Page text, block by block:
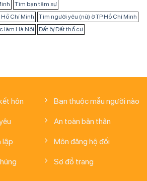
Tìm bạn tâm sự
Chí Minh
Tìm người yêu (nữ) ở TP Hồ Chí Minh
làm Hà Nội Đất ở/ Đất thổ cư
hôn
lập
Bạn thuộc mẫu người nào
An toàn bản thân
Môn đăng hộ đối
Sơ đồ trang